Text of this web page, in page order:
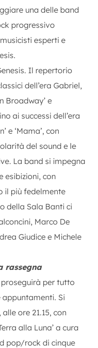
una delle band
progressivo
esperti e
Il repertorio
dell’era Gabriel,
Broadway’ e
ai successi dell’era
e ‘Mama’, con
del sound e le
La band si impegna
esibizioni, con
il più fedelmente
della Sala Banti ci
Marco De
Giudice e Michele
rassegna
per tutto
Si
ore 21.15, con
alla Luna’ a cura
pop/rock di cinque